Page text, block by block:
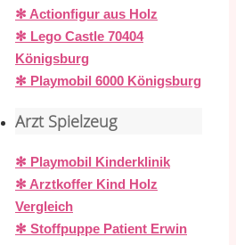
✻ Actionfigur aus Holz
✻ Lego Castle 70404
Königsburg
✻ Playmobil 6000 Königsburg
Arzt Spielzeug
✻ Playmobil Kinderklinik
✻ Arztkoffer Kind Holz
Vergleich
✻ Stoffpuppe Patient Erwin